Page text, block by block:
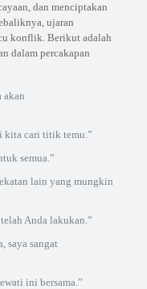
dan menciptakan
ujaran
konflik. Berikut adalah
dalam percakapan
akan
kita cari titik temu.”
semua.”
lain yang mungkin
Anda lakukan.”
saya sangat
ini bersama.”